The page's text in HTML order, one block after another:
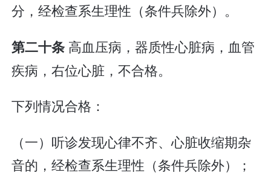
分，经检查系生理性（条件兵除外）。
第二十条 高血压病，器质性心脏病，血管
疾病，右位心脏，不合格。
下列情况合格：
（一）听诊发现心律不齐、心脏收缩期杂
音的，经检查系生理性（条件兵除外）；